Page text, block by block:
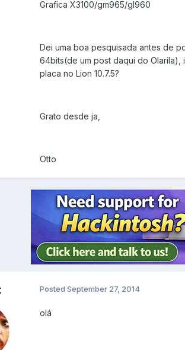
Grafica X3100/gm965/gl960
Dei uma boa pesquisada antes de
64bits(de um post daqui do Olarila),
placa no Lion 10.7.5?
Grato desde ja,
Otto
Posted September 27, 2014
olá